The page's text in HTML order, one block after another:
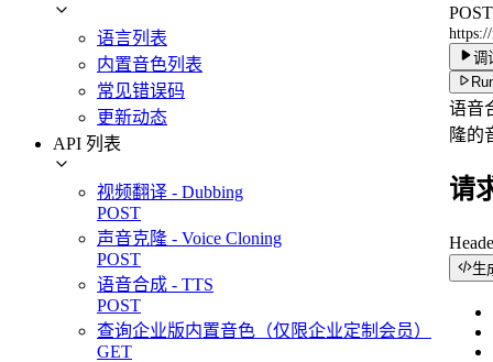
语言列表
内置音色列表
常见错误码
更新动态
API 列表
视频翻译 - Dubbing
POST
声音克隆 - Voice Cloning
POST
语音合成 - TTS
POST
查询企业版内置音色（仅限企业定制会员）
GET
POST
调
语音
隆的
请
生